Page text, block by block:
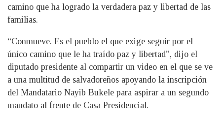
camino que ha logrado la verdadera paz y libertad de las
familias.
“Conmueve. Es el pueblo el que exige seguir por el
único camino que le ha traído paz y libertad”, dijo el
diputado presidente al compartir un video en el que se ve
a una multitud de salvadoreños apoyando la inscripción
del Mandatario Nayib Bukele para aspirar a un segundo
mandato al frente de Casa Presidencial.